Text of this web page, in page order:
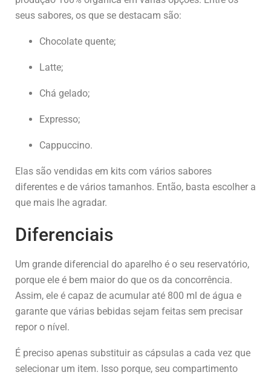
seus sabores, os que se destacam são:
Chocolate quente;
Latte;
Chá gelado;
Expresso;
Cappuccino.
Elas são vendidas em kits com vários sabores
diferentes e de vários tamanhos. Então, basta escolher a
que mais lhe agradar.
Diferenciais
Um grande diferencial do aparelho é o seu reservatório,
porque ele é bem maior do que os da concorrência.
Assim, ele é capaz de acumular até 800 ml de água e
garante que várias bebidas sejam feitas sem precisar
repor o nível.
É preciso apenas substituir as cápsulas a cada vez que
selecionar um item. Isso porque, seu compartimento